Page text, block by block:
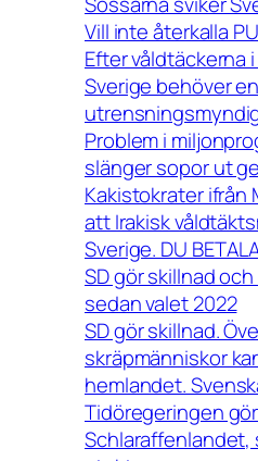
Vill inte återkalla
Efter våldtäckerna
Sverige behöver en
Problem i
slänger sopor ut
Kakistokrater ifrån
att Irakisk
Sverige. DU
SD gör skillnad
sedan valet 2022
SD gör skillnad.
skräpmänniskor
hemlandet.
Tidöregeringen
Schlaraffenlandet,